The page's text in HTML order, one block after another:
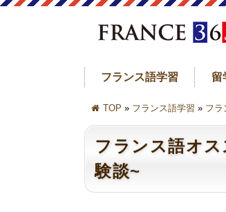
フランス語学習 留
TOP » フランス語学習 » フラ
フランス語オ
験談~